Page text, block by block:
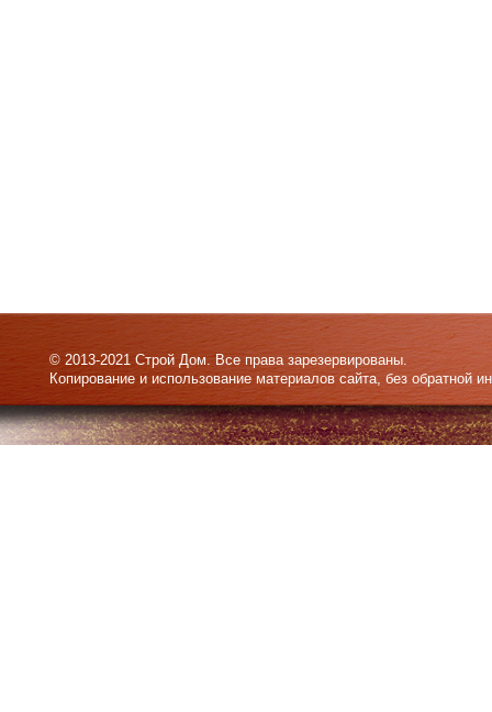
© 2013-2021 Строй Дом. Все права зарезервированы.
Копирование и использование материалов сайта, без обратной